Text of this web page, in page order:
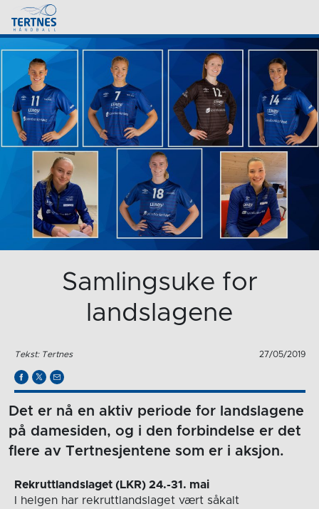
Samlingsuke for
landslagene
Tekst: Tertnes 27/05/2019
Det er nå en aktiv periode for landslagene
på damesiden, og i den forbindelse er det
flere av Tertnesjentene som er i aksjon.
Rekruttlandslaget (LKR) 24.-31. mai
I helgen har rekruttlandslaget vært såkalt